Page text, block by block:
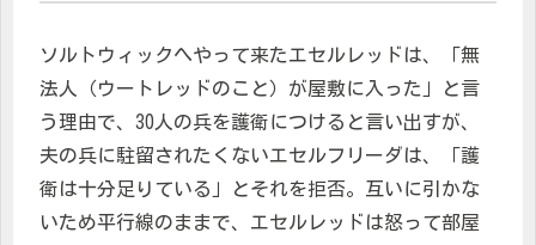
ソルトウィックへやって来たエセルレッドは、「無
法人（ウートレッドのこと）が屋敷に入った」と言
う理由で、30人の兵を護衛につけると言い出すが、
夫の兵に駐留されたくないエセルフリーダは、「護
衛は十分足りている」とそれを拒否。互いに引かな
いため平行線のままで、エセルレッドは怒って部屋